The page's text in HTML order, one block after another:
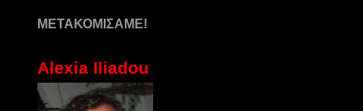
ΜΕΤΑΚΟΜΙΣΑΜΕ!
Alexia Iliadou